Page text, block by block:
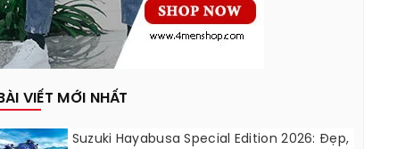
BÀI VIẾT MỚI NHẤT
Suzuki Hayabusa Special Edition 2026: Đẹp,